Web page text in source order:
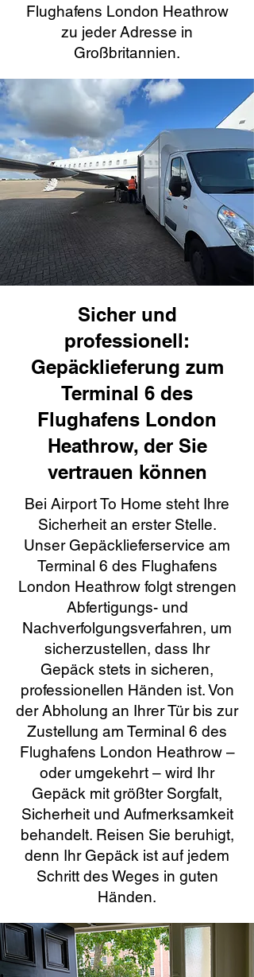
Flughafens London Heathrow
zu jeder Adresse in
Großbritannien.
Sicher und
professionell:
Gepäcklieferung zum
Terminal 6 des
Flughafens London
Heathrow, der Sie
vertrauen können
Bei Airport To Home steht Ihre
Sicherheit an erster Stelle.
Unser Gepäcklieferservice am
Terminal 6 des Flughafens
London Heathrow folgt strengen
Abfertigungs- und
Nachverfolgungsverfahren, um
sicherzustellen, dass Ihr
Gepäck stets in sicheren,
professionellen Händen ist. Von
der Abholung an Ihrer Tür bis zur
Zustellung am Terminal 6 des
Flughafens London Heathrow –
oder umgekehrt – wird Ihr
Gepäck mit größter Sorgfalt,
Sicherheit und Aufmerksamkeit
behandelt. Reisen Sie beruhigt,
denn Ihr Gepäck ist auf jedem
Schritt des Weges in guten
Händen.